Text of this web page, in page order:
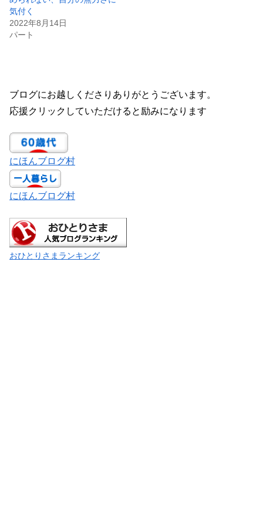
気付く
2022年8月14日
パート
ブログにお越しくださりありがとうございます。
応援クリックしていただけると励みになります
にほんブログ村
にほんブログ村
おひとりさまランキング